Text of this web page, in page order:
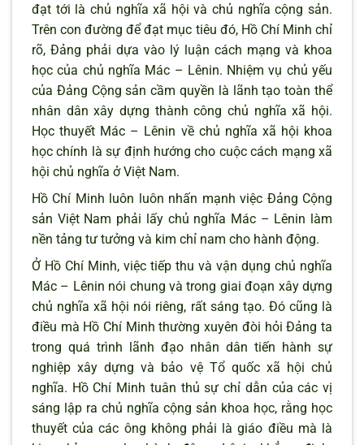
đạt tới là chủ nghĩa xã hội và chủ nghĩa cộng sản.
Trên con đường để đạt mục tiêu đó, Hồ Chí Minh chỉ
rõ, Đảng phải dựa vào lý luận cách mạng và khoa
học của chủ nghĩa Mác – Lênin. Nhiệm vụ chủ yếu
của Đảng Cộng sản cầm quyền là lãnh tạo toàn thể
nhân dân xây dựng thành công chủ nghĩa xã hội.
Học thuyết Mác – Lênin về chủ nghĩa xã hội khoa
học chính là sự định hướng cho cuộc cách mạng xã
hội chủ nghĩa ở Việt Nam.
Hồ Chí Minh luôn luôn nhấn mạnh việc Đảng Cộng
sản Việt Nam phải lấy chủ nghĩa Mác – Lênin làm
nền tảng tư tưởng và kim chỉ nam cho hành động.
Ở Hồ Chí Minh, việc tiếp thu và vận dụng chủ nghĩa
Mác – Lênin nói chung và trong giai đoạn xây dựng
chủ nghĩa xã hội nói riêng, rất sáng tạo. Đó cũng là
điều mà Hồ Chí Minh thường xuyên đòi hỏi Đảng ta
trong quá trình lãnh đạo nhân dân tiến hành sự
nghiệp xây dựng và bảo vệ Tổ quốc xã hội chủ
nghĩa. Hồ Chí Minh tuân thủ sự chỉ dẫn của các vị
sáng lập ra chủ nghĩa cộng sản khoa học, rằng học
thuyết của các ông không phải là giáo điều mà là